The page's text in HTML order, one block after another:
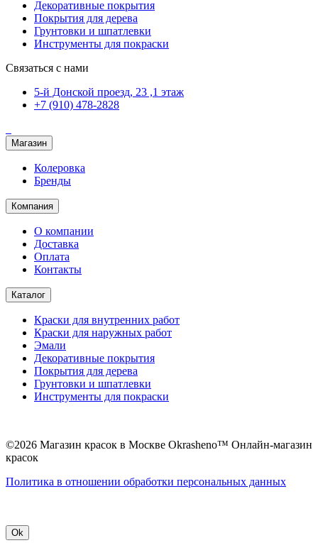
Декоративные покрытия
Покрытия для дерева
Грунтовки и шпатлевки
Инструменты для покраски
Связаться с нами
5-й Донской проезд, 23 ,1 этаж
+7 (910) 478-2828
Магазин
Колеровка
Бренды
Компания
О компании
Доставка
Оплата
Контакты
Каталог
Краски для внутренних работ
Краски для наружных работ
Эмали
Декоративные покрытия
Покрытия для дерева
Грунтовки и шпатлевки
Инструменты для покраски
©2026 Магазин красок в Москве Okrasheno™ Онлайн-магазин
красок
Политикa в отношении обработки персональных данных
Ok